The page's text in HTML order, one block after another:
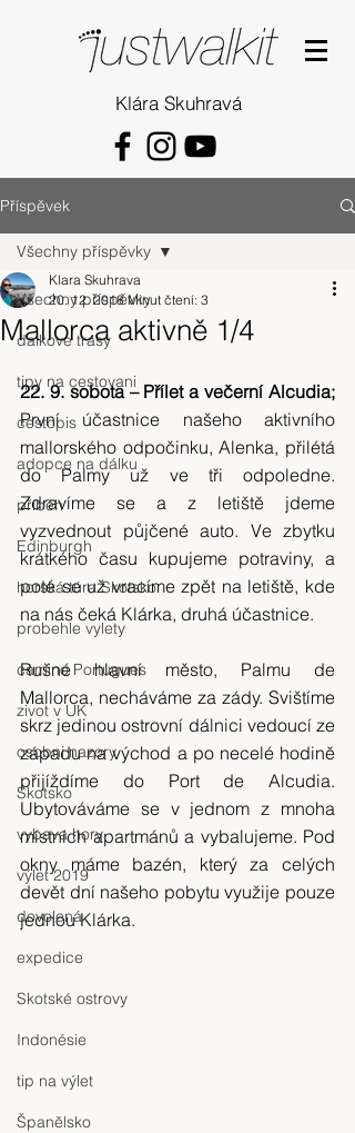
Klára Skuhravá
Příspěvek
Všechny příspěvky
dalkove trasy
tipy na cestovani
cestopis
adopce na dálku
příběh
Edinburgh
horská túra Skotsko
probehle vylety
camino Portugues
zivot v UK
osobni nazory
Skotsko
vybava hory
výlet 2019
dovolená
expedice
Skotské ostrovy
Indonésie
tip na výlet
Španělsko
Všechny příspěvky
Mallorca aktivně 1/4
Klara Skuhrava
20. 12. 2018 Minut čtení: 3
První účastnice našeho aktivního
mallorského odpočinku, Alenka, přilétá
do Palmy už ve tři odpoledne.
Zdravíme se a z letiště jdeme
vyzvednout půjčené auto. Ve zbytku
krátkého času kupujeme potraviny, a
poté se už vracíme zpět na letiště, kde
na nás čeká Klárka, druhá účastnice.
Rušné hlavní město, Palmu de
Mallorca, necháváme za zády. Svištíme
skrz jedinou ostrovní dálnici vedoucí ze
západu na východ a po necelé hodině
přijíždíme do Port de Alcudia.
Ubytováváme se v jednom z mnoha
místních apartmánů a vybalujeme. Pod
okny máme bazén, který za celých
devět dní našeho pobytu využije pouze
jednou Klárka.